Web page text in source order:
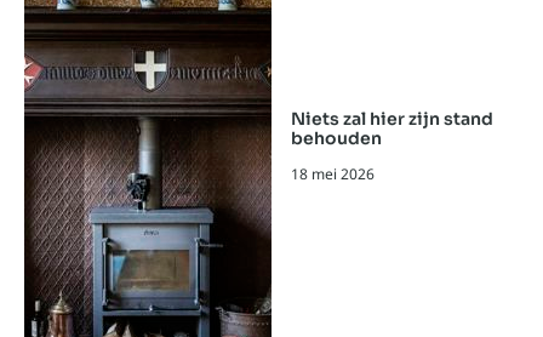
Niets zal hier zijn stand
behouden
18 mei 2026